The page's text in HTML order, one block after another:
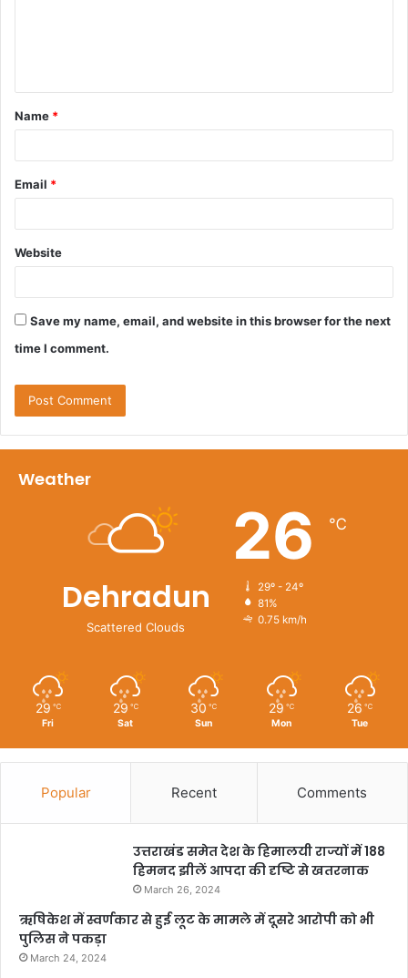
t
*
Name *
Email *
Website
Save my name, email, and website in this browser for the next
time I comment.
Weather
Dehradun
Scattered Clouds
26 ℃
29º - 24º
81%
0.75 km/h
29 ℃
Fri
29 ℃
Sat
30 ℃
Sun
29 ℃
Mon
26 ℃
Tue
Popular Recent Comments
उत्तराखंड समेत देश के हिमालयी राज्यों में 188
हिमनद झीलें आपदा की दृष्टि से खतरनाक
March 26, 2024
ऋषिकेश में स्वर्णकार से हुई लूट के मामले में दूसरे आरोपी को भी
पुलिस ने पकड़ा
March 24, 2024